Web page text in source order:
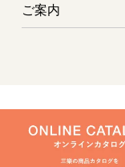
ご案内